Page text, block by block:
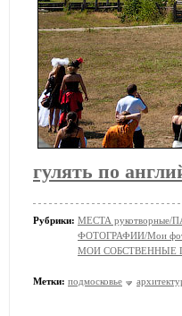
гулять по
Рубрики: МЕСТА рукотворные/
ФОТОГРАФИИ/Мои
МОИ СОБСТВЕННЫЕ
Метки: подмосковье